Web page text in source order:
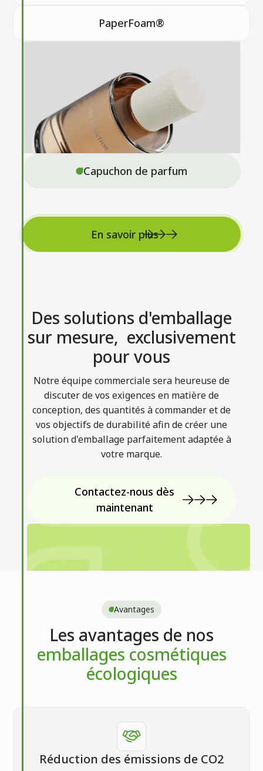
PaperFoam®
Capuchon de parfum
En savoir plus
Des solutions d'emballage
sur mesure, exclusivement
pour vous
Notre équipe commerciale sera heureuse de
discuter de vos exigences en matière de
conception, des quantités à commander et de
vos objectifs de durabilité afin de créer une
solution d'emballage parfaitement adaptée à
votre marque.
Contactez-nous dès
maintenant
Avantages
Les avantages de nos
emballages cosmétiques
écologiques
Réduction des émissions de CO2